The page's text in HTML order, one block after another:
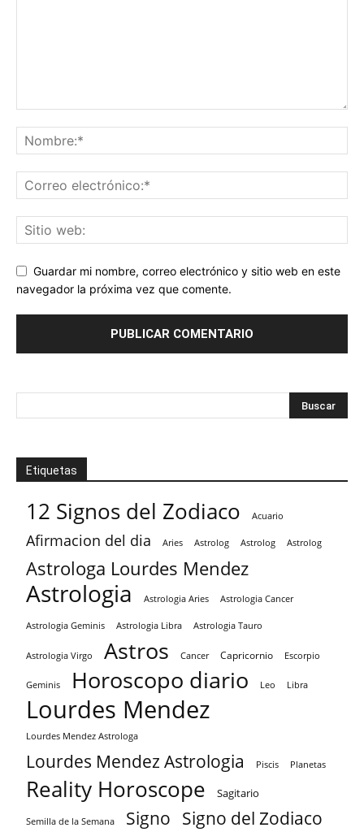
Guardar mi nombre, correo electrónico y sitio web en este
navegador la próxima vez que comente.
Etiquetas
12 Signos del Zodiaco Acuario
Afirmacion del dia Aries Astrolog Astrolog Astrolog
Astrologa Lourdes Mendez
Astrologia Astrologia Aries Astrologia Cancer
Astrologia Geminis Astrologia Libra Astrologia Tauro
Astrologia Virgo Astros Cancer Capricornio Escorpio
Geminis Horoscopo diario Leo Libra
Lourdes Mendez
Lourdes Mendez Astrologa
Lourdes Mendez Astrologia Piscis Planetas
Reality Horoscope Sagitario
Semilla de la Semana Signo Signo del Zodiaco